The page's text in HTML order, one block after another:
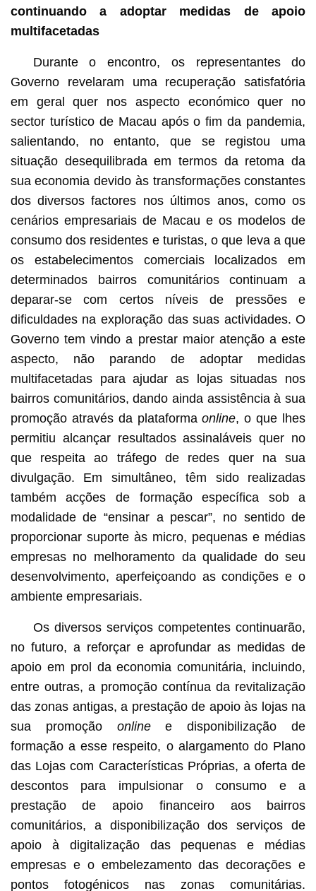
continuando a adoptar medidas de apoio
multifacetadas
Durante o encontro, os representantes do
Governo revelaram uma recuperação satisfatória
em geral quer nos aspecto económico quer no
sector turístico de Macau após o fim da pandemia,
salientando, no entanto, que se registou uma
situação desequilibrada em termos da retoma da
sua economia devido às transformações constantes
dos diversos factores nos últimos anos, como os
cenários empresariais de Macau e os modelos de
consumo dos residentes e turistas, o que leva a que
os estabelecimentos comerciais localizados em
determinados bairros comunitários continuam a
deparar-se com certos níveis de pressões e
dificuldades na exploração das suas actividades. O
Governo tem vindo a prestar maior atenção a este
aspecto, não parando de adoptar medidas
multifacetadas para ajudar as lojas situadas nos
bairros comunitários, dando ainda assistência à sua
promoção através da plataformaonline, o que lhes
permitiu alcançar resultados assinaláveis quer no
que respeita ao tráfego de redes quer na sua
divulgação. Em simultâneo, têm sido realizadas
também acções de formação específica sob a
modalidade de “ensinar a pescar”, no sentido de
proporcionar suporte às micro, pequenas e médias
empresas no melhoramento da qualidade do seu
desenvolvimento, aperfeiçoando as condições e o
ambiente empresariais.
Os diversos serviços competentes continuarão,
no futuro, a reforçar e aprofundar as medidas de
apoio em prol da economia comunitária, incluindo,
entre outras, a promoção contínua da revitalização
das zonas antigas, a prestação de apoio às lojas na
sua promoção onlinee disponibilização de
formação a esse respeito, o alargamento do Plano
das Lojas com Características Próprias, a oferta de
descontos para impulsionar o consumo e a
prestação de apoio financeiro aos bairros
comunitários, a disponibilização dos serviços de
apoio à digitalização das pequenas e médias
empresas e o embelezamento das decorações e
pontos fotogénicos nas zonas comunitárias.